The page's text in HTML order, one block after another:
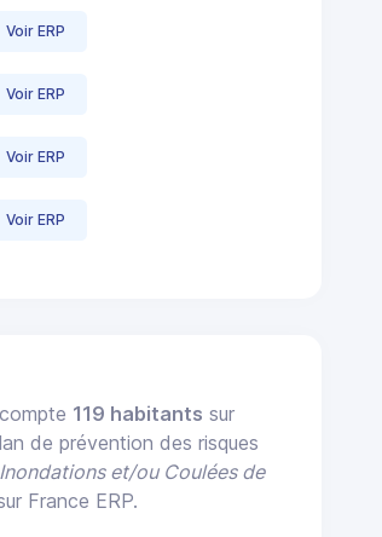
Voir ERP
Voir ERP
Voir ERP
Voir ERP
119 habitants sur
de prévention des risques
Inondations et/ou Coulées de
France ERP.